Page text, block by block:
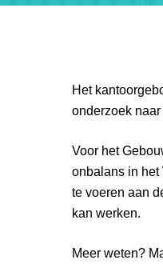
Het
onderzoek
Voor het
onbalans in het
te voeren aan
kan werken.
Meer weten?